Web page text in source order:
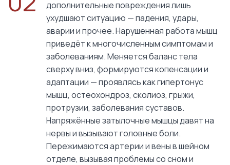
дополнительные повреждения лишь
ухудшают ситуацию — падения, удары,
аварии и прочее. Нарушенная работа мышц
приведёт к многочисленным симптомам и
заболеваниям. Меняется баланс тела
сверху вниз, формируются копенсации и
адаптации — проявлясь как гипертонус
мышц, остеохондроз, сколиоз, грыжи,
протрузии, заболевания суставов.
Напряжённые затылочные мышцы давят на
нервы и вызывают головные боли.
Пережимаются артерии и вены в шейном
отделе, вызывая проблемы со сном и